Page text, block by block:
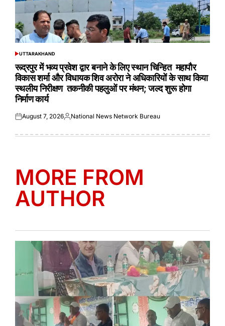
POSTED
UTTARAKHAND
रूद्रपुर में भव्य प्रवेश द्वार बनाने के लिए स्थान चिन्हित महापौर
विकास शर्मा और विधायक शिव अरोरा ने अधिकारियों के साथ किया
स्थलीय निरीक्षण तकनीकी पहलुओं पर मंथन; जल्द शुरू होगा
निर्माण कार्य
Posted
August 7, 2026Posted
National News Network Bureau
MORE FROM
AUTHOR